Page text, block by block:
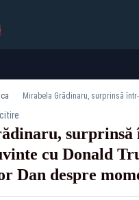
surprinsă
cu Donald
Dan despre